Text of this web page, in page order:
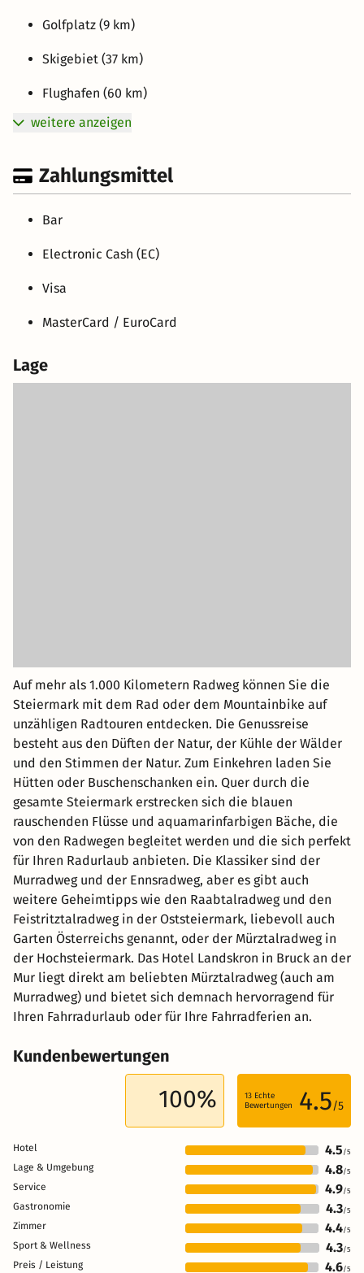
Golfplatz (9 km)
Skigebiet (37 km)
Flughafen (60 km)
weitere anzeigen
Zahlungsmittel
Bar
Electronic Cash (EC)
Visa
MasterCard / EuroCard
Lage
Auf mehr als 1.000 Kilometern Radweg können Sie die
Steiermark mit dem Rad oder dem Mountainbike auf
unzähligen Radtouren entdecken. Die Genussreise
besteht aus den Düften der Natur, der Kühle der Wälder
und den Stimmen der Natur. Zum Einkehren laden Sie
Hütten oder Buschenschanken ein. Quer durch die
gesamte Steiermark erstrecken sich die blauen
rauschenden Flüsse und aquamarinfarbigen Bäche, die
von den Radwegen begleitet werden und die sich perfekt
für Ihren Radurlaub anbieten. Die Klassiker sind der
Murradweg und der Ennsradweg, aber es gibt auch
weitere Geheimtipps wie den Raabtalradweg und den
Feistritztalradweg in der Oststeiermark, liebevoll auch
Garten Österreichs genannt, oder der Mürztalradweg in
der Hochsteiermark. Das Hotel Landskron in Bruck an der
Mur liegt direkt am beliebten Mürztalradweg (auch am
Murradweg) und bietet sich demnach hervorragend für
Ihren Fahrradurlaub oder für Ihre Fahrradferien an.
Kundenbewertungen
100% 13 Echte
Bewertungen
4.5/5
Hotel 4.5 /5
Lage & Umgebung 4.8/5
Service 4.9/5
Gastronomie 4.3/5
Zimmer 4.4/5
Sport & Wellness 4.3/5
Preis / Leistung 4.6/5